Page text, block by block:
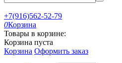
+7(916)562-52-79
0Корзина
Товары в корзине:
Корзина пуста
Корзина Оформить заказ